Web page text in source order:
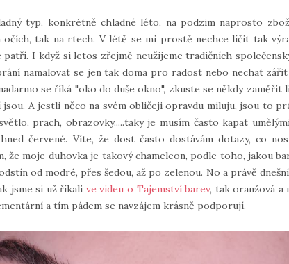
typ, konkrétně chladné léto, na podzim naprosto
tak na rtech. V létě se mi prostě nechce líčit tak
patří. I když si letos zřejmě neužijeme tradičních
namalovat se jen tak doma pro radost nebo nechat
se říká "oko do duše okno", zkuste se někdy zaměřit
jsou. A jestli něco na svém obličeji opravdu miluju, jsou to
prach, obrazovky.....taky je musím často kapat
červené. Víte, že dost často dostávám dotazy, co
že moje duhovka je takový chameleon, podle toho, jakou
od modré, přes šedou, až po zelenou. No a právě
jsme si už říkali ve videu o Tajemství barev, tak oranžová a
a tím pádem se navzájem krásně podporují.